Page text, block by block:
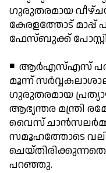
ഗുരുതരമായ
കേരളത്തോട് മാപ്പ്
ഫേസ്ബുക്ക്
◾ ആര്‍എസ്എസ്
മൂന്ന്
ഗുരുതരമായ
ആഭ്യന്തര മന്ത്രി
വൈസ്
സമൂഹത്തോടെ
പറഞ്ഞു.